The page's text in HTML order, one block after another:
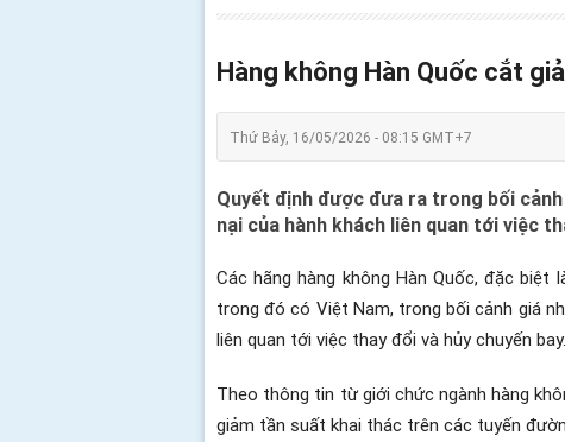
Hàng không Hàn Quốc cắt
Thứ Bảy, 16/05/2026 - 08:15 GMT+7
Quyết định được đưa ra trong bối
nại của hành khách liên quan tới việc
Các hãng hàng không Hàn Quốc, đặc
trong đó có Việt Nam, trong bối cảnh giá
liên quan tới việc thay đổi và hủy chuyến bay.
Theo thông tin từ giới chức ngành hàng
giảm tần suất khai thác trên các tuyến